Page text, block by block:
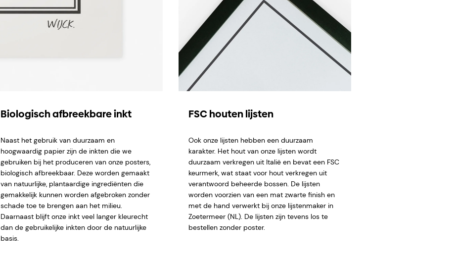
Biologisch afbreekbare inkt
Naast het gebruik van duurzaam en
hoogwaardig papier zijn de inkten die we
gebruiken bij het produceren van onze posters,
biologisch afbreekbaar. Deze worden gemaakt
van natuurlijke, plantaardige ingrediënten die
gemakkelijk kunnen worden afgebroken zonder
schade toe te brengen aan het milieu.
Daarnaast blijft onze inkt veel langer kleurecht
dan de gebruikelijke inkten door de natuurlijke
basis.
FSC houten lijsten
Ook onze lijsten hebben een duurzaam
karakter. Het hout van onze lijsten wordt
duurzaam verkregen uit Italië en bevat een FSC
keurmerk, wat staat voor hout verkregen uit
verantwoord beheerde bossen. De lijsten
worden voorzien van een mat zwarte finish en
met de hand verwerkt bij onze lijstenmaker in
Zoetermeer (NL). De lijsten zijn tevens los te
bestellen zonder poster.